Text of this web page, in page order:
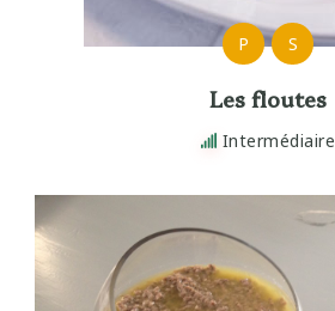
P S
Les floutes
Intermédiaire